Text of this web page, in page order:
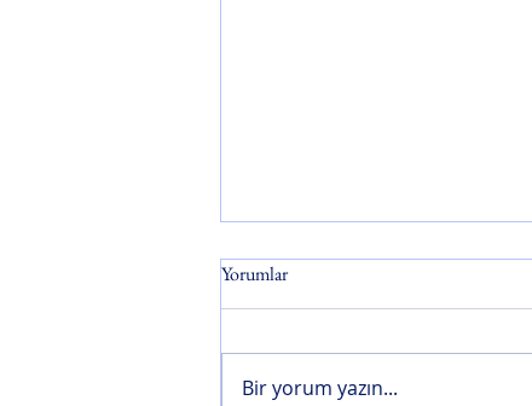
Yorumlar
Bir yorum yazın...